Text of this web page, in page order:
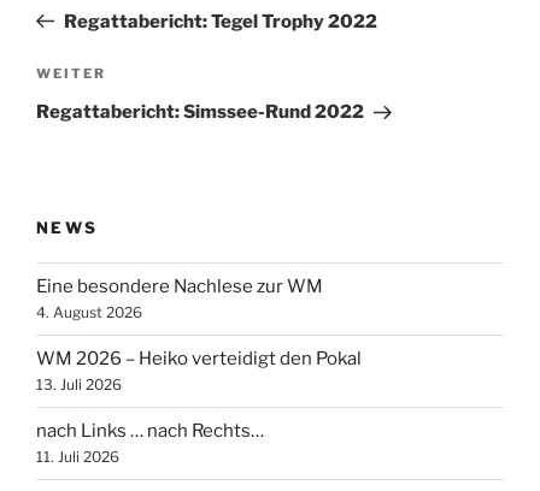
Beitrag
Regattabericht: Tegel Trophy 2022
Nächster
Beitrag
WEITER
Regattabericht: Simssee-Rund 2022
NEWS
Eine besondere Nachlese zur WM
4. August 2026
WM 2026 – Heiko verteidigt den Pokal
13. Juli 2026
nach Links … nach Rechts…
11. Juli 2026